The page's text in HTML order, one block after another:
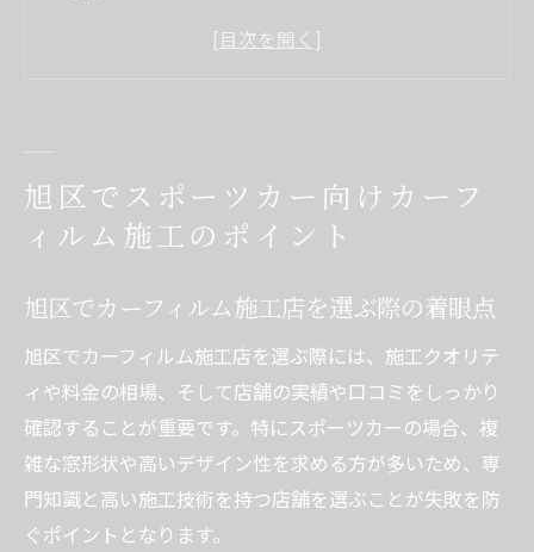
カーフィルム専門店と量販店の違いを比較
検証
制
カーフィルム選びで見た目と車検基準を両立す
る秘訣
カーフィルム選びで車検対応を意識する理
由
旭区でスポーツカー向けカーフ
ィルム施工のポイント
旭区でカーフィルム施工店を選ぶ際の着眼点
旭区でカーフィルム施工店を選ぶ際には、施工クオリテ
ィや料金の相場、そして店舗の実績や口コミをしっかり
確認することが重要です。特にスポーツカーの場合、複
雑な窓形状や高いデザイン性を求める方が多いため、専
門知識と高い施工技術を持つ店舗を選ぶことが失敗を防
ぐポイントとなります。